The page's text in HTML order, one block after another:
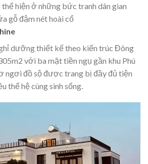
hiện ở những bức tranh dân gian
gỗ đậm nét hoài cổ
dưỡng thiết kế theo kiến trúc Đông
với ba mặt tiền ngụ gần khu Phú
ngơi đồ sộ được trang bị đầy đủ tiện
thế hệ cùng sinh sống.